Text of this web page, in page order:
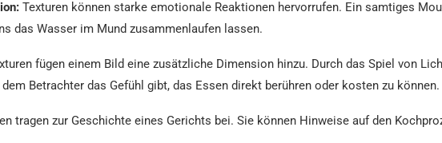
Texturen können starke emotionale Reaktionen hervorrufen. Ein samtiges
das Wasser im Mund zusammenlaufen lassen.
fügen einem Bild eine zusätzliche Dimension hinzu. Durch das Spiel von
Betrachter das Gefühl gibt, das Essen direkt berühren oder kosten zu können.
tragen zur Geschichte eines Gerichts bei. Sie können Hinweise auf den